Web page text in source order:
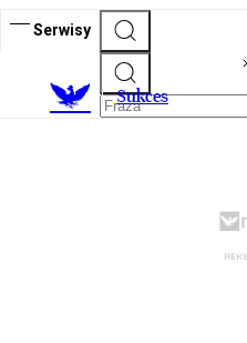
Serwisy
Sukces